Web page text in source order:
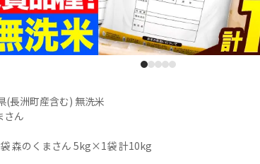
1 2 3 4 5
(長洲町産含む) 無洗米
さん
森のくまさん 5kg×1袋 計10kg